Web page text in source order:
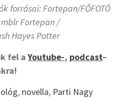
forrásai: Fortepan/FŐFOTÓ
Fortepan /
Hayes Potter
fel aYoutube-, podcast–
, novella, Parti Nagy